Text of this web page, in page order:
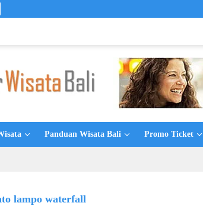
Panduan Wisata Bali Promo Ticket
lampo waterfall